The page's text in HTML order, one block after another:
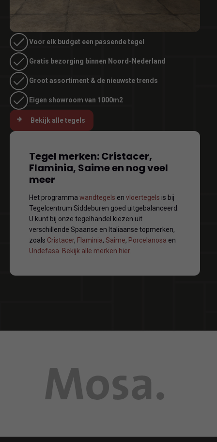
Voor elk budget een passende tegel
Gratis bezorging binnen Noord-Nederland
Groot assortiment & de nieuwste trends
Eigen showroom van 1000m2
Bekijk alle tegels
Tegel merken: Cristacer,
Flaminia, Saime en nog veel
meer
Het programma wandtegels en vloertegels is bij
Tegelcentrum Siddeburen goed uitgebalanceerd.
U kunt bij onze tegelhandel kiezen uit
verschillende Spaanse en Italiaanse topmerken,
zoals Cristacer, Flaminia, Saime, Porcelanosa en
Undefasa. Bekijk alle merken hier.